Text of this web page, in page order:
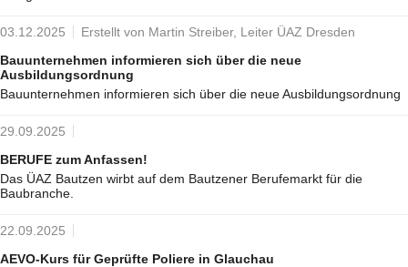
03.12.2025
Erstellt von Martin Streiber, Leiter ÜAZ Dresden
Bauunternehmen informieren sich über die neue
Ausbildungsordnung
Bauunternehmen informieren sich über die neue Ausbildungsordnung
29.09.2025
BERUFE zum Anfassen!
Das ÜAZ Bautzen wirbt auf dem Bautzener Berufemarkt für die
Baubranche.
22.09.2025
AEVO-Kurs für Geprüfte Poliere in Glauchau